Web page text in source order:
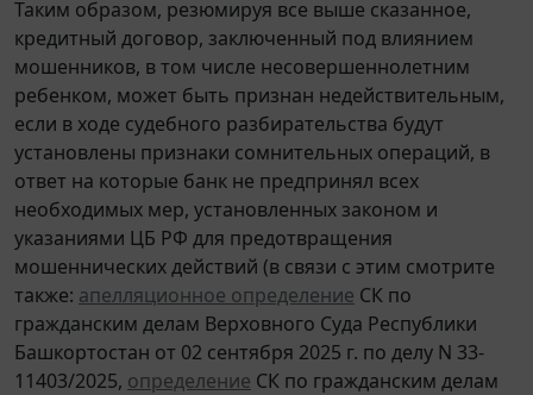
Таким образом, резюмируя все выше сказанное,
кредитный договор, заключенный под влиянием
мошенников, в том числе несовершеннолетним
ребенком, может быть признан недействительным,
если в ходе судебного разбирательства будут
установлены признаки сомнительных операций, в
ответ на которые банк не предпринял всех
необходимых мер, установленных законом и
указаниями ЦБ РФ для предотвращения
мошеннических действий (в связи с этим смотрите
также: апелляционное определение СК по
гражданским делам Верховного Суда Республики
Башкортостан от 02 сентября 2025 г. по делу N 33-
11403/2025, определение СК по гражданским делам